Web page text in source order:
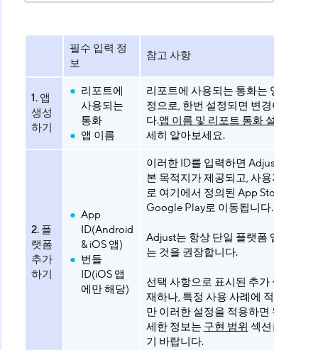
필수 입력 정
보
참고 사항
1. 앱
생성
하기
리포트에
사용되는
통화
앱 이름
리포트에 사용되는 통화는 영구적인
정으로, 한번 설정되면 변경이 불가
다.앱 이름 및 리포트 통화 설정
세히 알아보세요.
2. 플
랫폼
추가
하기
App
ID(Android
& iOS 앱)
번들
ID(iOS 앱
에만 해당)
이러한 ID를 입력하면 Adjust 링크의
본 목적지가 제공되고, 사용자는 자
로 여기에서 정의된 App Store 또는
Google Play로 이동됩니다.
Adjust는 항상 단일 플랫폼 앱을 설정
는 것을 권장합니다.
선택 사항으로 표시된 추가 설정들도
재하나, 특정 사용 사례에 적합한 경
만 이러한 설정을 적용하면 됩니다.
세한 정보는 구현 범위 섹션을 확인
기 바랍니다.